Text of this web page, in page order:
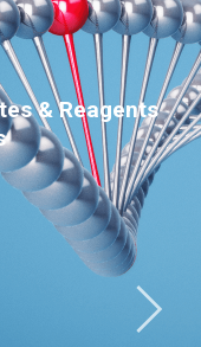
Diagnostic and